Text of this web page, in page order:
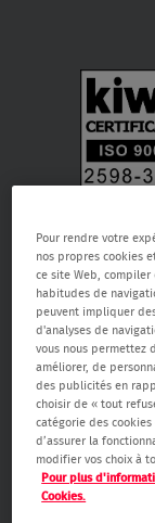
Verisure SA, Rue de la
email:
gardiennage, de
Autorité de
Direction générale
Bruxelles,
Pour rendre votre
nos propres cookies
ce site Web,
habitudes de
peuvent impliquer
d'analyses de
vous nous permettez
améliorer, de
des publicités en
choisir de « tout
catégorie des
d’assurer la
modifier vos choix à
Pour plus
Cookies.